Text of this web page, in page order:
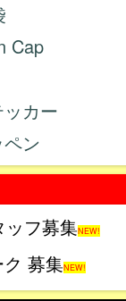
Cap
カー
ン
フ募集NEW!
募集NEW!